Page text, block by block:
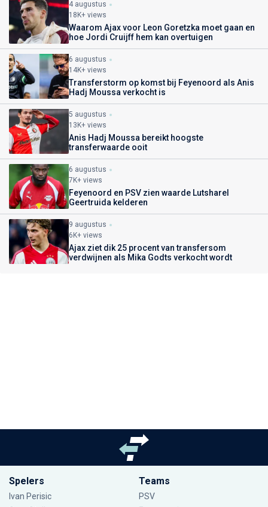
4 augustus
18K+ views
Waarom Ajax voor Leon Goretzka moet gaan en
hoe Jordi Cruijff hem kan overtuigen
6 augustus
14K+ views
Transferstorm op komst bij Feyenoord als Anis
Hadj Moussa verkocht is
5 augustus
13K+ views
Anis Hadj Moussa bereikt hoogste
transferwaarde ooit
6 augustus
7K+ views
Feyenoord en PSV zien waarde Lutsharel
Geertruida kelderen
9 augustus
6K+ views
Ajax ziet dik 25 procent van transfersom
verdwijnen als Mika Godts verkocht wordt
Spelers
Ivan Perisic
Teams
PSV